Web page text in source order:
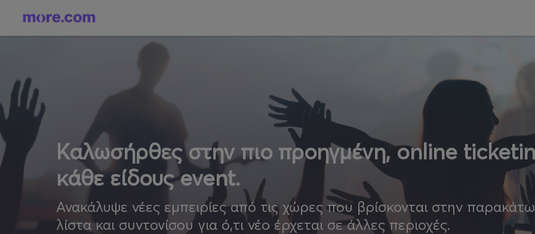
Καλωσήρθες στην πιο προηγμένη, online
κάθε είδους event.
Ανακάλυψε νέες εμπειρίες από τις χώρες που βρίσκονται στην παρακάτω
λίστα και συντονίσου για ό,τι νέο έρχεται σε άλλες περιοχές.